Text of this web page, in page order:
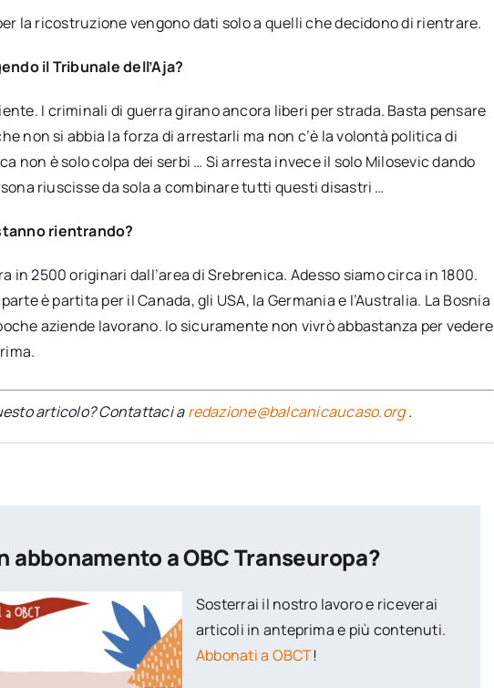
la ricostruzione vengono dati solo a quelli che decidono di rientrare.
il Tribunale dell’Aja?
I criminali di guerra girano ancora liberi per strada. Basta pensare
non si abbia la forza di arrestarli ma non c’è la volontà politica di
non è solo colpa dei serbi … Si arresta invece il solo Milosevic dando
riuscisse da sola a combinare tutti questi disastri …
rientrando?
in 2500 originari dall’area di Srebrenica. Adesso siamo circa in 1800.
è partita per il Canada, gli USA, la Germania e l’Australia. La Bosnia
aziende lavorano. Io sicuramente non vivrò abbastanza per vedere
articolo? Contattaci aredazione@balcanicaucaso.org.
abbonamento a OBC Transeuropa?
Sosterrai il nostro lavoro e riceverai
articoli in anteprima e più contenuti.
Abbonati a OBCT!